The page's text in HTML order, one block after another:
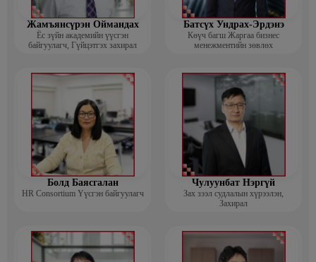
Жамъянсүрэн Оймандах
Ёс зүйн академийн үүсгэн
байгуулагч, Гүйцэтгэх захирал
Батсүх Ундрах-Эрдэнэ
Көүч багш Жаргаа бизнес
менежментийн зөвлөх
Болд Баясгалан
HR Consortium Үүсгэн байгуулагч
Чулуунбат Нэргүй
Зах зээл судлалын хүрээлэн,
Захирал